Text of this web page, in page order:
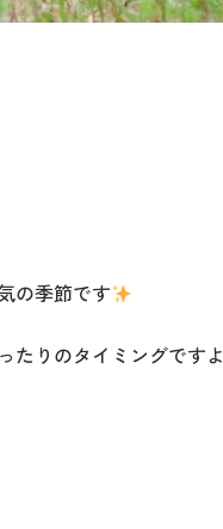
の季節です
たりのタイミングですよ